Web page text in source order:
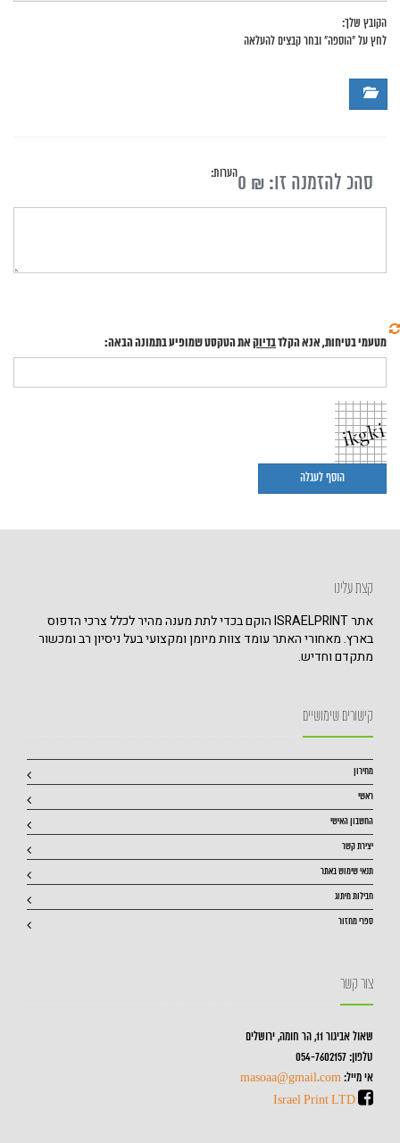
הקובץ שלך:
לחץ על "הוספה" ובחר קבצים להעלאה
סהכ להזמנה זו: ₪ 0הערות:
מטעמי בטיחות, אנא הקלדבדיוקאת הטקסט שמופיע בתמונה הבאה:
קצת עלינו
אתר ISRAELPRINT הוקם בכדי לתת מענה מהיר לכלל צרכי הדפוס
בארץ. מאחורי האתר עומד צוות מיומן ומקצועי בעל ניסיון רב ומכשור
מתקדם וחדיש.
קישורים שימושיים
מחירון
ראשי
החשבון האישי
יצירת קשר
תנאי שימוש באתר
חבילות מיתוג
ספרי מחזור
צור קשר
שאול אביגור 11, הר חומה, ירושלים
טלפון: 054-7602157
אי מייל: masoaa@gmail.com
Israel Print LTD